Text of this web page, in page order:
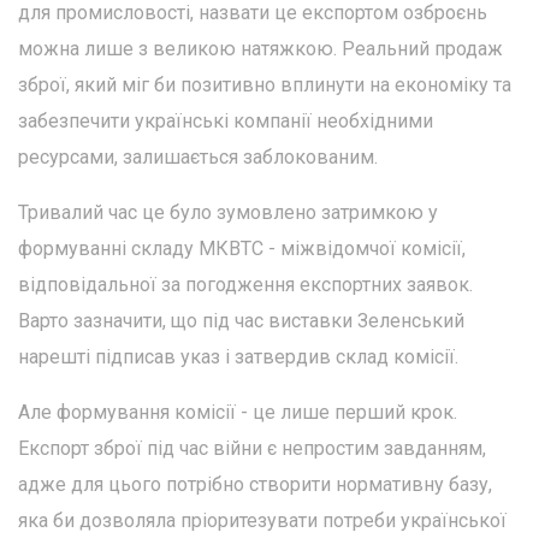
для промисловості, назвати це експортом озброєнь
можна лише з великою натяжкою. Реальний продаж
зброї, який міг би позитивно вплинути на економіку та
забезпечити українські компанії необхідними
ресурсами, залишається заблокованим.
Тривалий час це було зумовлено затримкою у
формуванні складу МКВТС - міжвідомчої комісії,
відповідальної за погодження експортних заявок.
Варто зазначити, що під час виставки Зеленський
нарешті підписав указ і затвердив склад комісії.
Але формування комісії - це лише перший крок.
Експорт зброї під час війни є непростим завданням,
адже для цього потрібно створити нормативну базу,
яка би дозволяла пріоритезувати потреби української